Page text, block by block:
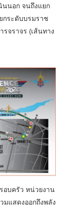
นอก จนถึงแยก
ระดับบรมราช
จราจร (เส้นทาง
อบครัว หน่วยงาน
แสดงออกถึงพลัง